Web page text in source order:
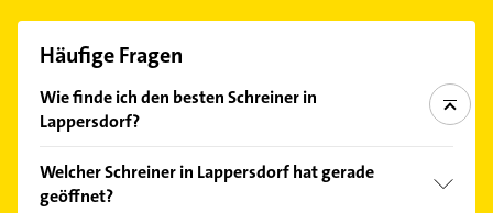
Häufige Fragen
Wie finde ich den besten Schreiner in
Lappersdorf?
Kundenmeinungen und profitieren Sie von den
Empfehlungen. Die Suchergebnisse können Sie sich
Welcher Schreiner in Lappersdorf hat gerade
geöffnet?